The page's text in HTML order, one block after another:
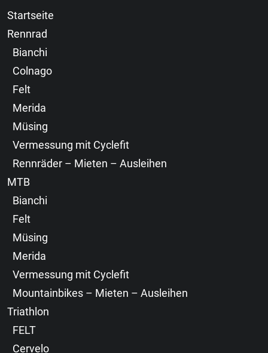
Startseite
Rennrad
Bianchi
Colnago
Felt
Merida
Müsing
Vermessung mit Cyclefit
Rennräder – Mieten – Ausleihen
MTB
Bianchi
Felt
Müsing
Merida
Vermessung mit Cyclefit
Mountainbikes – Mieten – Ausleihen
Triathlon
FELT
Cervelo